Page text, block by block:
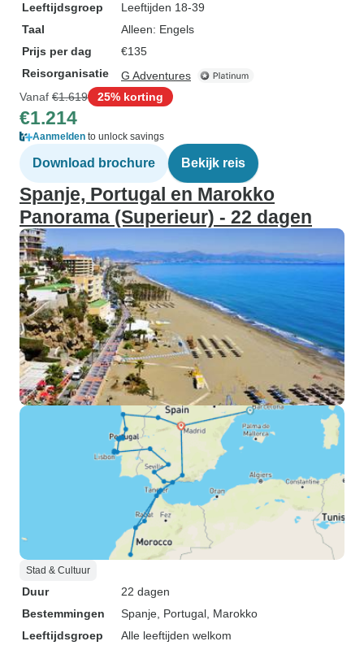
Leeftijdsgroep
Leeftijden 18-39
Taal
Alleen: Engels
Prijs per dag
€135
Reisorganisatie
G Adventures
Vanaf €1.619 25% korting
€1.214
Aanmelden to unlock savings
Download brochure Bekijk reis
Spanje, Portugal en Marokko
Panorama (Superieur) - 22 dagen
Stad & Cultuur
Duur
22 dagen
Bestemmingen
Spanje , Portugal , Marokko
Leeftijdsgroep
Alle leeftijden welkom